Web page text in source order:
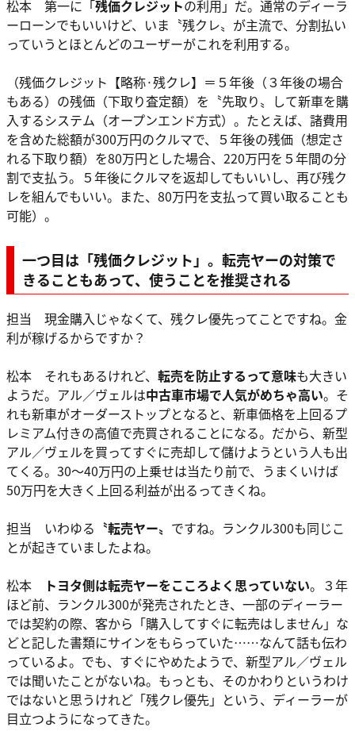
松本 第一に「残価クレジットの利用」だ。通常のディーラ
ーローンでもいいけど、いま〝残クレ〟が主流で、分割払い
っていうとほとんどのユーザーがこれを利用する。
（残価クレジット【略称·残クレ】＝５年後（３年後の場合
もある）の残価（下取り査定額）を〝先取り〟して新車を購
入するシステム（オープンエンド方式）。たとえば、諸費用
を含めた総額が300万円のクルマで、５年後の残価（想定さ
れる下取り額）を80万円とした場合、220万円を５年間の分
割で支払う。５年後にクルマを返却してもいいし、再び残ク
レを組んでもいい。また、80万円を支払って買い取ることも
可能）。
一つ目は「残価クレジット」。転売ヤーの対策で
きることもあって、使うことを推奨される
担当 現金購入じゃなくて、残クレ優先ってことですね。金
利が稼げるからですか？
松本 それもあるけれど、 転売を防止するって意味も大きい
ようだ。アル／ヴェルは中古車市場で人気がめちゃ高い。そ
れも新車がオーダーストップとなると、新車価格を上回るプ
レミアム付きの高値で売買されることになる。だから、新型
アル／ヴェルを買ってすぐに売却して儲けようという人も出
てくる。30～40万円の上乗せは当たり前で、うまくいけば
50万円を大きく上回る利益が出るってきくね。
担当 いわゆる 〝転売ヤー〟 ですね。ランクル300も同じこ
とが起きていましたよね。
松本
トヨタ側は転売ヤーをこころよく思っていない。３年
ほど前、ランクル300が発売されたとき、一部のディーラー
では契約の際、客から「購入してすぐに転売はしません」な
どと記した書類にサインをもらっていた……なんて話も伝わ
っているよ。でも、すぐにやめたようで、新型アル／ヴェル
では聞いたことがないね。もっとも、そのかわりというわけ
ではないと思うけれど「残クレ優先」という、ディーラーが
目立つようになってきた。